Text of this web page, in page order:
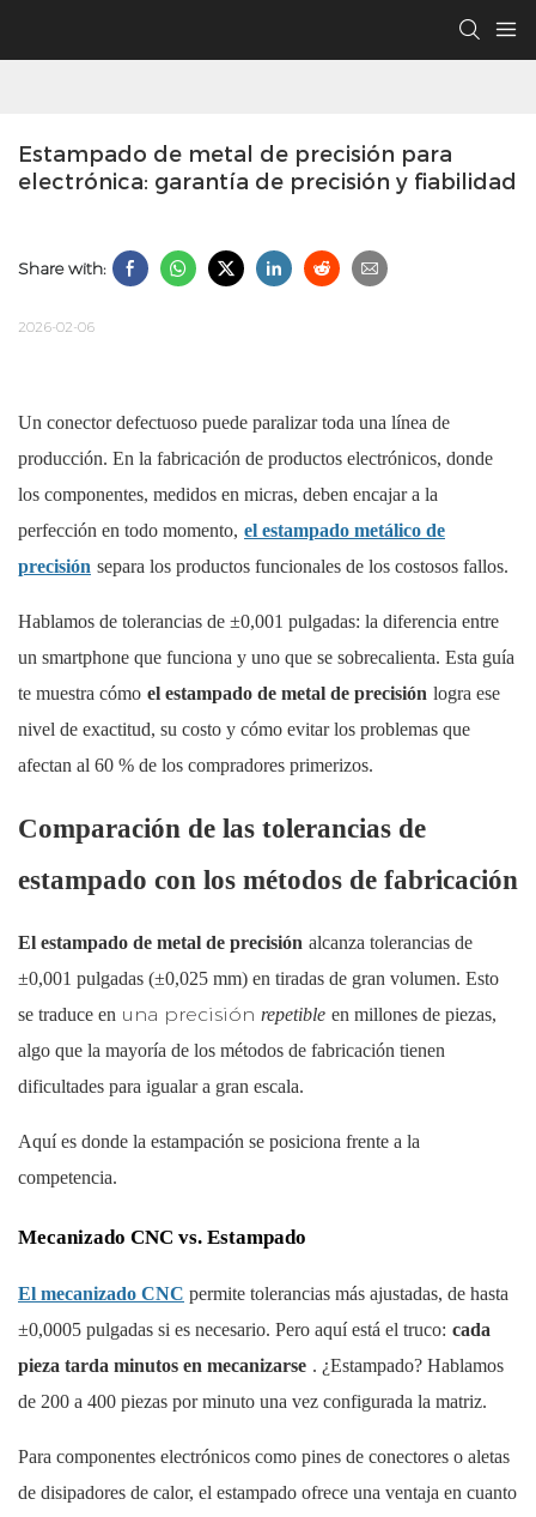
Estampado de metal de precisión para
electrónica: garantía de precisión y fiabilidad
Share with:
2026-02-06
Un conector defectuoso puede paralizar toda una línea de
producción. En la fabricación de productos electrónicos, donde
los componentes, medidos en micras, deben encajar a la
perfección en todo momento, el estampado metálico de
precisión separa los productos funcionales de los costosos fallos.
Hablamos de tolerancias de ±0,001 pulgadas: la diferencia entre
un smartphone que funciona y uno que se sobrecalienta. Esta guía
te muestra cómo el estampado de metal de precisión logra ese
nivel de exactitud, su costo y cómo evitar los problemas que
afectan al 60 % de los compradores primerizos.
Comparación de las tolerancias de
estampado con los métodos de fabricación
El estampado de metal de precisión alcanza tolerancias de
±0,001 pulgadas (±0,025 mm) en tiradas de gran volumen. Esto
se traduce en una precisión repetible en millones de piezas,
algo que la mayoría de los métodos de fabricación tienen
dificultades para igualar a gran escala.
Aquí es donde la estampación se posiciona frente a la
competencia.
Mecanizado CNC vs. Estampado
El mecanizado CNC permite tolerancias más ajustadas, de hasta
±0,0005 pulgadas si es necesario. Pero aquí está el truco: cada
pieza tarda minutos en mecanizarse . ¿Estampado? Hablamos
de 200 a 400 piezas por minuto una vez configurada la matriz.
Para componentes electrónicos como pines de conectores o aletas
de disipadores de calor, el estampado ofrece una ventaja en cuanto